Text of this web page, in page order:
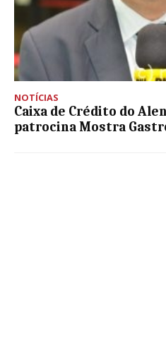
NOTÍCIAS
Caixa de Crédito do
patrocina Mostra